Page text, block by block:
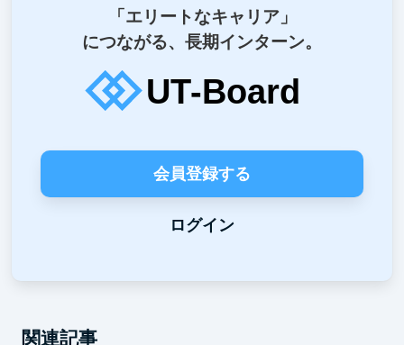
「エリートなキャリア」
につながる、長期インターン。
会員登録する
ログイン
関連記事